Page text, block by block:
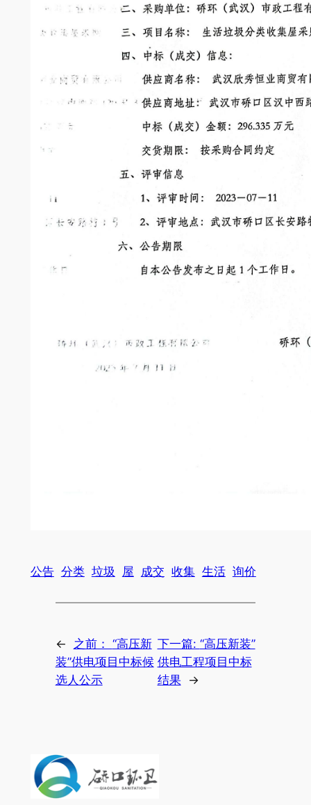
公告 分类 垃圾 屋 成交 收集 生活 询价
← 之前： “高压新
装”供电项目中标候
选人公示
下一篇: “高压新装”
供电工程项目中标
结果
→